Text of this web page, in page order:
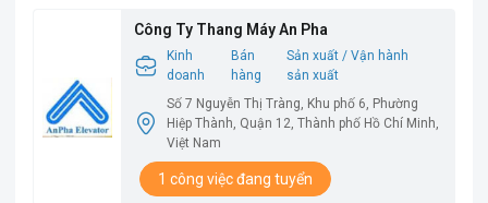
Công Ty Thang Máy An Pha
Kinh
doanh
Bán
hàng
Sản xuất / Vận hành
sản xuất
Số 7 Nguyễn Thị Tràng, Khu phố 6, Phường
Hiệp Thành, Quận 12, Thành phố Hồ Chí Minh,
Việt Nam
1 công việc đang tuyển